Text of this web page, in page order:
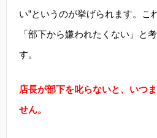
い”というのが挙げられます。こ
「部下から嫌われたくない」と
す。
店長が部下を叱らないと、いつ
せん。